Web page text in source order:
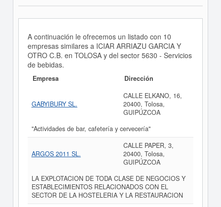
A continuación le ofrecemos un listado con 10
empresas similares a ICIAR ARRIAZU GARCIA Y
OTRO C.B. en TOLOSA y del sector 5630 - Servicios
de bebidas.
Empresa Dirección
GABYIBURY SL.
CALLE ELKANO, 16,
20400, Tolosa,
GUIPÚZCOA
"Actividades de bar, cafetería y cervecería"
ARGOS 2011 SL.
CALLE PAPER, 3,
20400, Tolosa,
GUIPÚZCOA
LA EXPLOTACION DE TODA CLASE DE NEGOCIOS Y
ESTABLECIMIENTOS RELACIONADOS CON EL
SECTOR DE LA HOSTELERIA Y LA RESTAURACION